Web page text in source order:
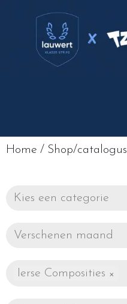
Home / Shop/catalogus
Kies een categorie
Verschenen maand
Ierse Composities ×